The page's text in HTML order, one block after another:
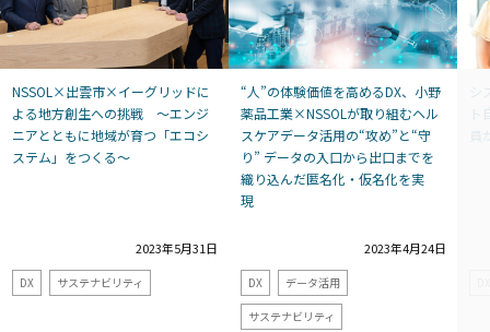
NSSOL×出雲市×イーグリッドに
よる地方創生への挑戦 ～エンジ
ニアとともに地域が育つ「エコシ
ステム」をつくる～
2023年5月31日
DX サステナビリティ
“人”の体験価値を高めるDX、小野
薬品工業×NSSOLが取り組むヘル
スケアデータ活用の“攻め”と“守
り” データの入口から出口までを
織り込んだ匿名化・仮名化を実
現
2023年4月24日
DX データ活用
サステナビリティ
ト